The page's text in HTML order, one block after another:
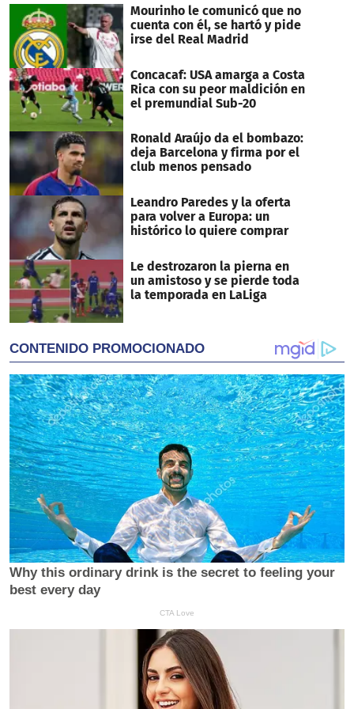
Mourinho le comunicó que no
cuenta con él, se hartó y pide
irse del Real Madrid
Concacaf: USA amarga a Costa
Rica con su peor maldición en
el premundial Sub-20
Ronald Araújo da el bombazo:
deja Barcelona y firma por el
club menos pensado
Leandro Paredes y la oferta
para volver a Europa: un
histórico lo quiere comprar
Le destrozaron la pierna en
un amistoso y se pierde toda
la temporada en LaLiga